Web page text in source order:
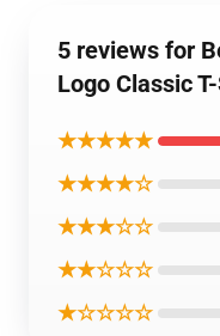
5 reviews for
Logo Classic
★★★★★
★★★★☆
★★★☆☆
★★☆☆☆
★☆☆☆☆